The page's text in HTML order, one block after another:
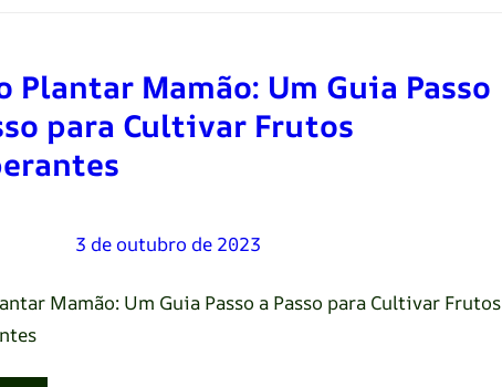
Plantar Mamão: Um Guia Passo
para Cultivar Frutos
3 de outubro de 2023
Mamão: Um Guia Passo a Passo para Cultivar Frutos